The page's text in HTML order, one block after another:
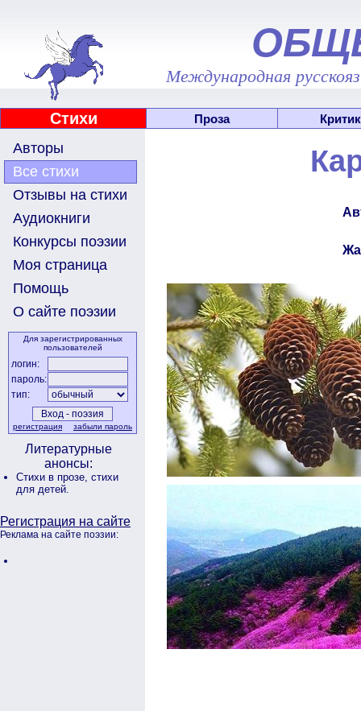
Международная
Стихи Проза
Авторы
Все стихи
Отзывы на стихи
Аудиокниги
Конкурсы поэзии
Моя страница
Помощь
О сайте поэзии
Для зарегистрированных
пользователей
логин:
пароль:
тип:
регистрация забыли пароль
Литературные
анонсы:
Стихи в прозе, стихи
для детей.
Регистрация на сайте
Реклама на сайте поэзии: